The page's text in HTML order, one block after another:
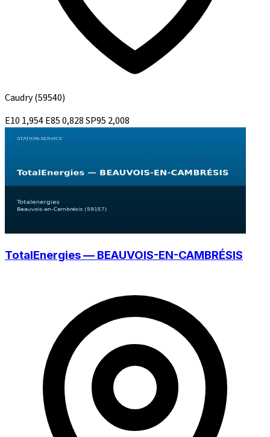
Caudry(59540)
E10 1,954E850,828SP95 2,008
TotalEnergies — BEAUVOIS-EN-CAMBRÉSIS